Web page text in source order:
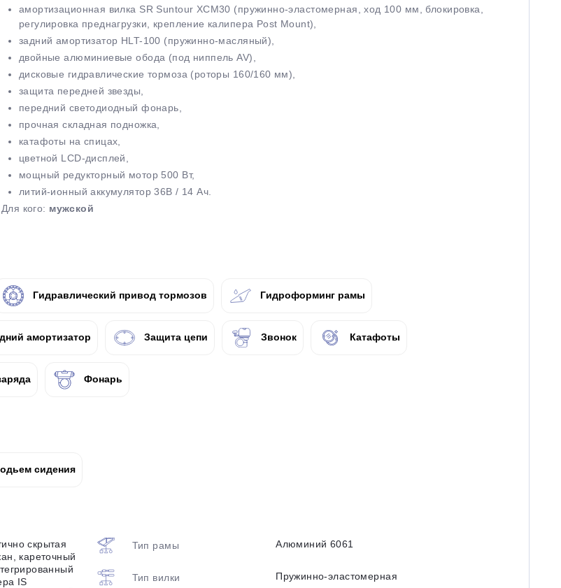
амортизационная вилка SR Suntour XCM30 (пружинно-эластомерная, ход 100 мм, блокировка,
регулировка преднагрузки, крепление калипера Post Mount),
задний амортизатор HLT-100 (пружинно-масляный),
двойные алюминиевые обода (под ниппель AV),
дисковые гидравлические тормоза (роторы 160/160 мм),
защита передней звезды,
передний светодиодный фонарь,
прочная складная подножка,
катафоты на спицах,
цветной LCD-дисплей,
мощный редукторный мотор 500 Вт,
литий-ионный аккумулятор 36В / 14 Ач.
Для кого: мужской
Гидравлический привод тормозов Гидроформинг рамы
амортизатор Защита цепи Звонок Катафоты
Фонарь
сидения
скрытая
кареточный
IS
Тип рамы Алюминий 6061
Тип вилки Пружинно-эластомерная